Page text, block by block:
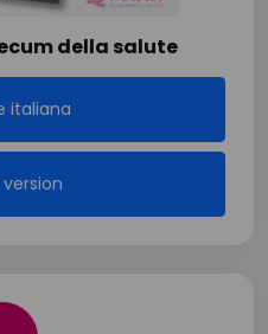
della salute
italiana
version